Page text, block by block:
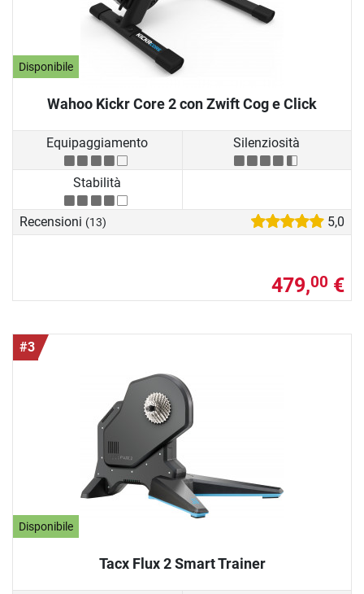
Disponibile
Wahoo Kickr Core 2 con Zwift Cog e Click
Equipaggiamento Silenziosità
Stabilità
Recensioni (13) 5,0
479,00 €
#3
Disponibile
Tacx Flux 2 Smart Trainer